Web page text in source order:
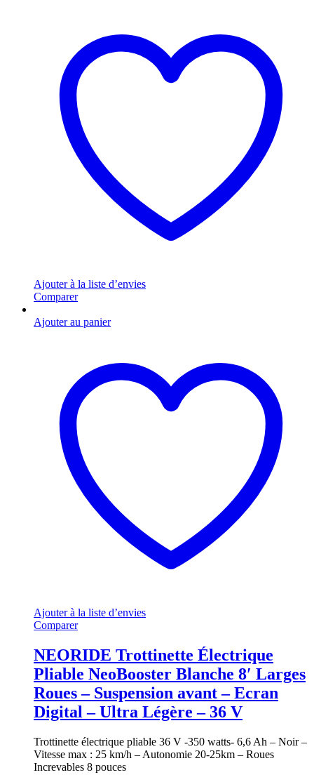
Ajouter à la liste d’envies
Comparer
Ajouter au panier
Ajouter à la liste d’envies
Comparer
NEORIDE Trottinette Électrique
Pliable NeoBooster Blanche 8′ Larges
Roues – Suspension avant – Ecran
Digital – Ultra Légère – 36 V
Trottinette électrique pliable 36 V -350 watts- 6,6 Ah – Noir –
Vitesse max : 25 km/h – Autonomie 20-25km – Roues
Increvables 8 pouces